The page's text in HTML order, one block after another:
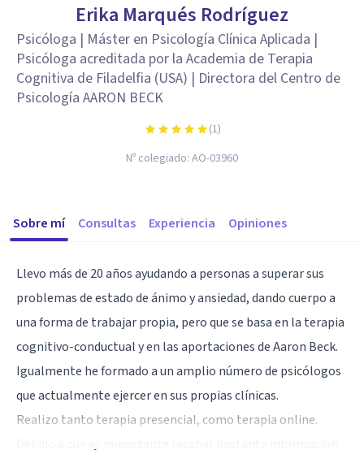
Erika Marqués Rodríguez
Psicóloga | Máster en Psicología Clínica Aplicada |
Psicóloga acreditada por la Academia de Terapia
Cognitiva de Filadelfia (USA) | Directora del Centro de
Psicología AARON BECK
(1)
Nº colegiado: AO-03960
Sobre mí Consultas Experiencia Opiniones
Llevo más de 20 años ayudando a personas a superar sus
problemas de estado de ánimo y ansiedad, dando cuerpo a
una forma de trabajar propia, pero que se basa en la terapia
cognitivo-conductual y en las aportaciones de Aaron Beck.
Igualmente he formado a un amplio número de psicólogos
que actualmente ejercer en sus propias clínicas.
Realizo tanto terapia presencial, como terapia online.